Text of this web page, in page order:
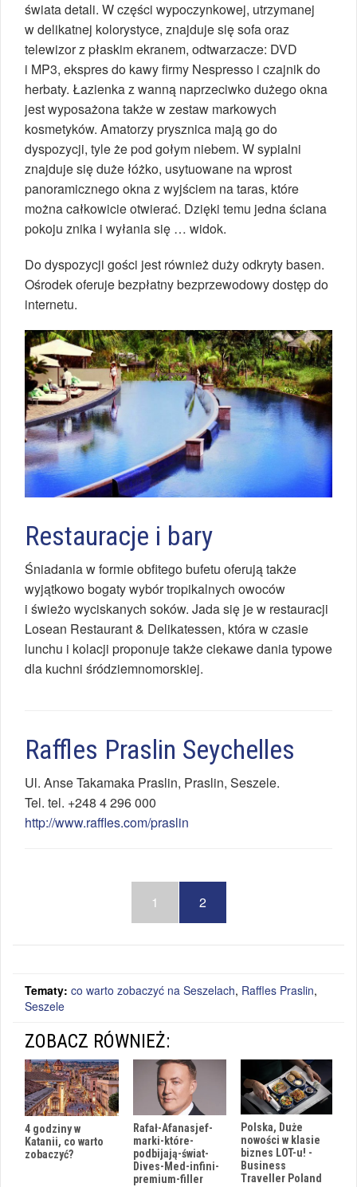
świata detali. W części wypoczynkowej, utrzymanej
w delikatnej kolorystyce, znajduje się sofa oraz
telewizor z płaskim ekranem, odtwarzacze: DVD
i MP3, ekspres do kawy firmy Nespresso i czajnik do
herbaty. Łazienka z wanną naprzeciwko dużego okna
jest wyposażona także w zestaw markowych
kosmetyków. Amatorzy prysznica mają go do
dyspozycji, tyle że pod gołym niebem. W sypialni
znajduje się duże łóżko, usytuowane na wprost
panoramicznego okna z wyjściem na taras, które
można całkowicie otwierać. Dzięki temu jedna ściana
pokoju znika i wyłania się … widok.
Do dyspozycji gości jest również duży odkryty basen.
Ośrodek oferuje bezpłatny bezprzewodowy dostęp do
internetu.
Restauracje i bary
Śniadania w formie obfitego bufetu oferują także
wyjątkowo bogaty wybór tropikalnych owoców
i świeżo wyciskanych soków. Jada się je w restauracji
Losean Restaurant & Delikatessen, która w czasie
lunchu i kolacji proponuje także ciekawe dania typowe
dla kuchni śródziemnomorskiej.
Raffles Praslin Seychelles
Ul. Anse Takamaka Praslin, Praslin, Seszele.
Tel. tel. +248 4 296 000
http://www.raffles.com/praslin
1 2
Tematy: co warto zobaczyć na Seszelach, Raffles Praslin,
Seszele
ZOBACZ RÓWNIEŻ:
4 godziny w
Katanii, co warto
zobaczyć?
Rafał-Afanasjef-
marki-które-
podbijają-świat-
Dives-Med-infini-
premium-filler
Polska, Duże
nowości w klasie
biznes LOT-u! -
Business
Traveller Poland